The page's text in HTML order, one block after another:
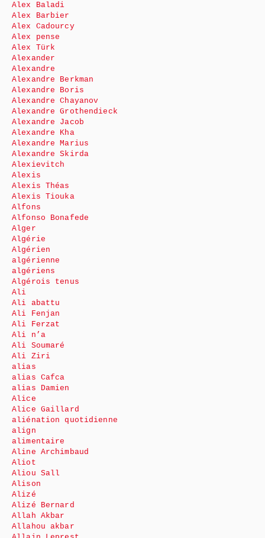
Alex Baladi
Alex Barbier
Alex Cadourcy
Alex pense
Alex Türk
Alexander
Alexandre
Alexandre Berkman
Alexandre Boris
Alexandre Chayanov
Alexandre Grothendieck
Alexandre Jacob
Alexandre Kha
Alexandre Marius
Alexandre Skirda
Alexievitch
Alexis
Alexis Théas
Alexis Tiouka
Alfons
Alfonso Bonafede
Alger
Algérie
Algérien
algérienne
algériens
Algérois tenus
Ali
Ali abattu
Ali Fenjan
Ali Ferzat
Ali n’a
Ali Soumaré
Ali Ziri
alias
alias Cafca
alias Damien
Alice
Alice Gaillard
aliénation quotidienne
align
alimentaire
Aline Archimbaud
Aliot
Aliou Sall
Alison
Alizé
Alizé Bernard
Allah Akbar
Allahou akbar